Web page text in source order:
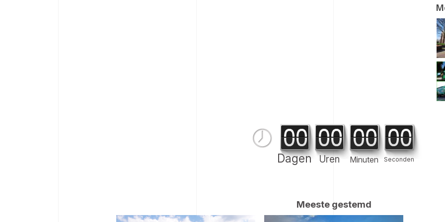
Dagen Uren Minuten Seconden
Meeste gestemd